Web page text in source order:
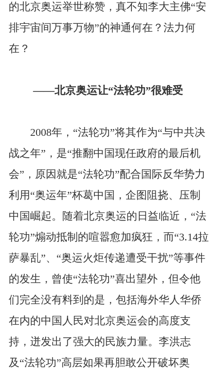
的北京奥运举世称赞，真不知李大主佛“安
排宇宙间万事万物”的神通何在？法力何
在？
——北京奥运让“法轮功”很难受
2008年，“法轮功”将其作为“与中共决
战之年”，是“推翻中国现任政府的最后机
会”，原因就是“法轮功”配合国际反华势力
利用“奥运年”杯葛中国，企图阻挠、压制
中国崛起。随着北京奥运的日益临近，“法
轮功”煽动抵制的喧嚣愈加疯狂，而“3.14拉
萨暴乱”、“奥运火炬传递遭受干扰”等事件
的发生，曾使“法轮功”喜出望外，但令他
们完全没有料到的是，包括海外华人华侨
在内的中国人民对北京奥运会的高度支
持，迸发出了强大的民族力量。李洪志
及“法轮功”高层如果再胆敢公开破坏奥